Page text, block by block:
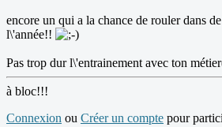
encore un qui a la chance de rouler dans
l\'année!!
Pas trop dur l\'entrainement avec ton
à bloc!!!
Connexion ou Créer un compte pour